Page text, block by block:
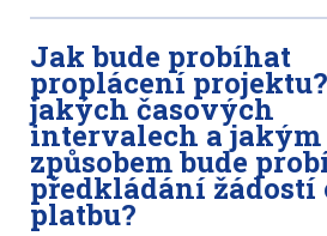
Jak bude probíhat
proplácení
jakých časových
intervalech a jakým
způsobem bude
předkládání žádostí
platbu?